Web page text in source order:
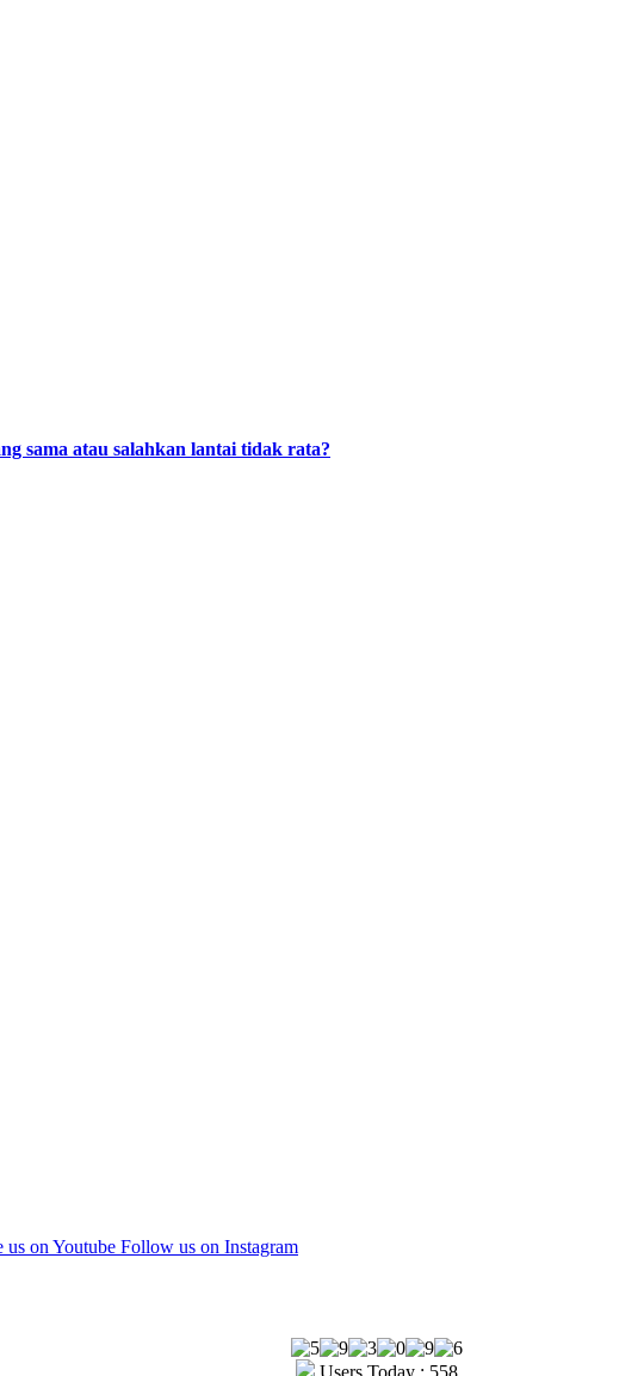
sama atau salahkan lantai tidak rata?
us on Youtube Follow us on Instagram
Users Today : 558